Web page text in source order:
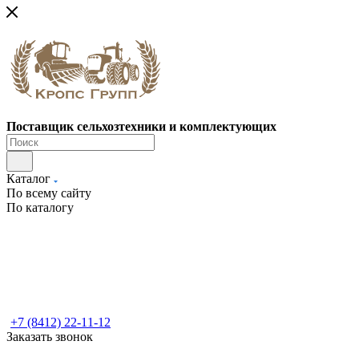
Поставщик сельхозтехники и комплектующих
Каталог
По всему сайту
По каталогу
+7 (8412) 22-11-12
Заказать звонок